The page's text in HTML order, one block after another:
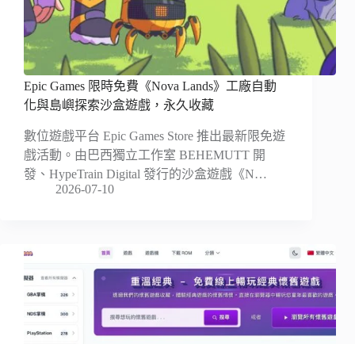
Epic Games 限時免費《Nova Lands》工廠自動
化與島嶼探索沙盒遊戲，永久收藏
數位遊戲平台 Epic Games Store 推出最新限免遊
戲活動。由巴西獨立工作室 BEHEMUTT 開
發、HypeTrain Digital 發行的沙盒遊戲《N…
2026-07-10